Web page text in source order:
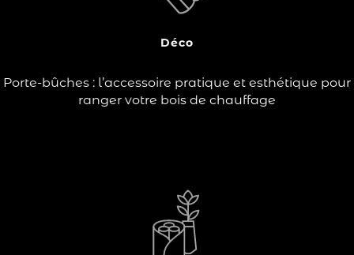
Déco
Porte-bûches : l’accessoire pratique et esthétique pour
ranger votre bois de chauffage
transporter et ranger vos bûches ? Le porte-bûches est
Vous vous chauffez à l’aide d’un poêle à bois ou d’une
cheminée et êtes à la recherche d’une solution de